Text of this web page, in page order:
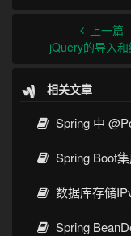
上一篇
jQuery的导入和
相关文章
Spring 中
Spring Boot集成
数据库存储IPv4地
Spring